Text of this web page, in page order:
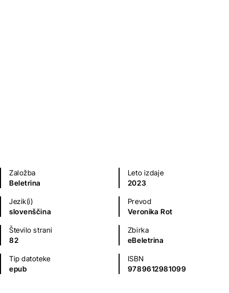
Založba
Beletrina
Leto izdaje
2023
Jezik(i)
slovenščina
Prevod
Veronika Rot
Število strani
82
Zbirka
eBeletrina
Tip datoteke
epub
ISBN
9789612981099